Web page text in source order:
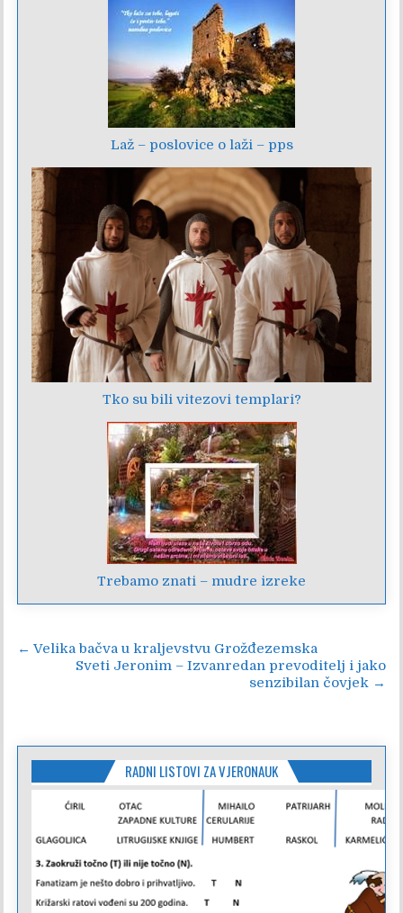
Laž – poslovice o laži – pps
Tko su bili vitezovi templari?
Trebamo znati – mudre izreke
Navigacija
objava
← Velika bačva u kraljevstvu Grožđezemska
Sveti Jeronim – Izvanredan prevoditelj i jako
senzibilan čovjek →
RADNI LISTOVI ZA VJERONAUK